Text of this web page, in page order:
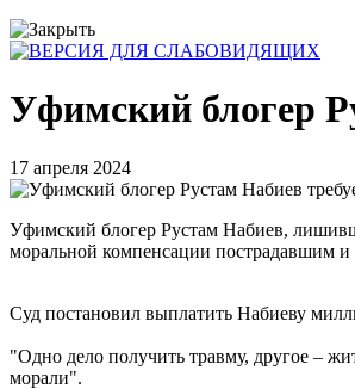
Уфимский блогер
17 апреля 2024
Уфимский блогер Рустам Набиев,
моральной компенсации пострадавшим
Суд постановил выплатить Набиеву
"Одно дело получить травму, другое –
морали".